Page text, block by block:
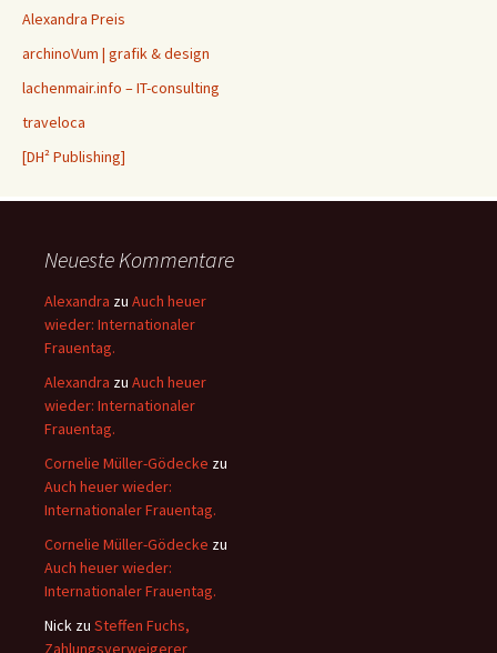
Alexandra Preis
archinoVum | grafik & design
lachenmair.info – IT-consulting
traveloca
[DH² Publishing]
Neueste Kommentare
Alexandra zu Auch heuer
wieder: Internationaler
Frauentag.
Alexandra zu Auch heuer
wieder: Internationaler
Frauentag.
Cornelie Müller-Gödecke zu
Auch heuer wieder:
Internationaler Frauentag.
Cornelie Müller-Gödecke zu
Auch heuer wieder:
Internationaler Frauentag.
Nick zu Steffen Fuchs,
Zahlungsverweigerer